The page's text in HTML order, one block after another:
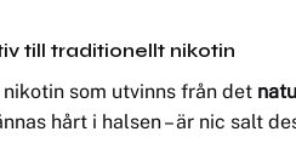
till traditionellt nikotin
som utvinns från det
hårt i halsen – är nic salt